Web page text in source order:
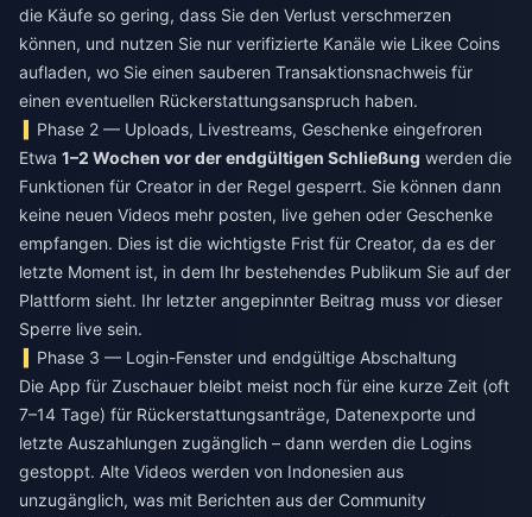
die Käufe so gering, dass Sie den Verlust verschmerzen
können, und nutzen Sie nur verifizierte Kanäle wie Likee Coins
aufladen, wo Sie einen sauberen Transaktionsnachweis für
einen eventuellen Rückerstattungsanspruch haben.
Phase 2 — Uploads, Livestreams, Geschenke eingefroren
Etwa 1–2 Wochen vor der endgültigen Schließung werden die
Funktionen für Creator in der Regel gesperrt. Sie können dann
keine neuen Videos mehr posten, live gehen oder Geschenke
empfangen. Dies ist die wichtigste Frist für Creator, da es der
letzte Moment ist, in dem Ihr bestehendes Publikum Sie auf der
Plattform sieht. Ihr letzter angepinnter Beitrag muss vor dieser
Sperre live sein.
Phase 3 — Login-Fenster und endgültige Abschaltung
Die App für Zuschauer bleibt meist noch für eine kurze Zeit (oft
7–14 Tage) für Rückerstattungsanträge, Datenexporte und
letzte Auszahlungen zugänglich – dann werden die Logins
gestoppt. Alte Videos werden von Indonesien aus
unzugänglich, was mit Berichten aus der Community